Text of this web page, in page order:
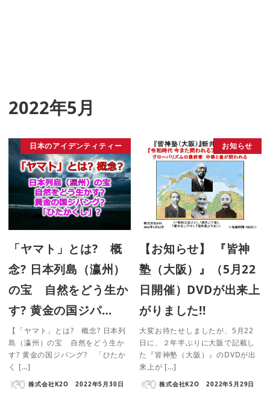
2022年5月
日本のアイデンティティー
「ヤマト」とは? 概
念? 日本列島（瀛州）
の宝 自然をどう生か
す? 黄金の国ジパ…
【「ヤマト」とは? 概念? 日本列
島（瀛州）の宝 自然をどう生か
す? 黄金の国ジパング? 「ひたか
く […]
株式会社K2O 2022年5月30日
お知らせ
【お知らせ】 『皆神
塾（大阪）』（5月22
日開催）DVDが出来上
がりました!!
大変お待たせしましたが、5月22
日に、２年半ぶりに大阪で記載し
た『皆神塾（大阪）』のDVDが出
来上が […]
株式会社K2O 2022年5月29日